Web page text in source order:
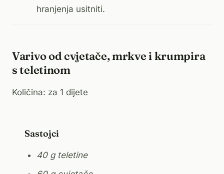
hranjenja usitniti.
Varivo od cvjetače, mrkve i krumpira
s teletinom
Količina: za 1 dijete
Sastojci
40 g teletine